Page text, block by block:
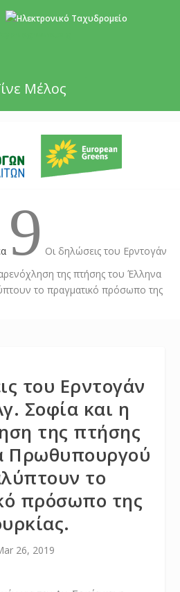
Μέλος
9 Οι δηλώσεις του Ερντογάν
της πτήσης του Έλληνα
το πραγματικό πρόσωπο της
του Ερντογάν
Σοφία και η
της πτήσης
Πρωθυπουργού
το
πρόσωπο της
26, 2019